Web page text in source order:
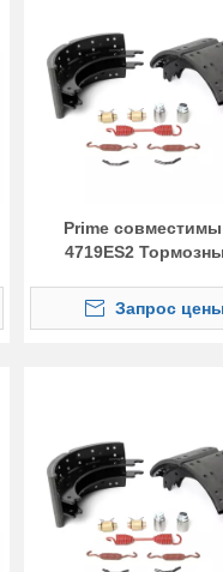
Prime
4719ES2
Запрос цены